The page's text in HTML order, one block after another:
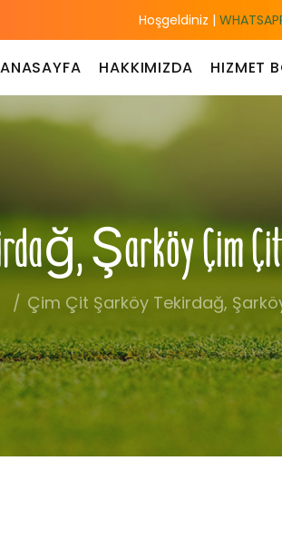
Hoşgeldiniz |
ANASAYFA HAKKIMIZDA HIZMET
Şarköy Çim
Çim Çit Şarköy Tekirdağ,